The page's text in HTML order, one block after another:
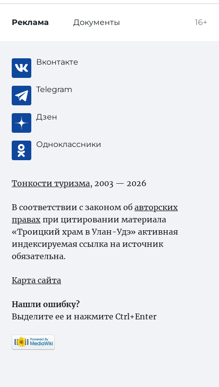
16+
Реклама Документы
Вконтакте
Telegram
Дзен
Одноклассники
Тонкости туризма, 2003 — 2026
В соответствии с законом об авторских
правах при цитировании материала
«Троицкий храм в Улан-Удэ» активная
индексируемая ссылка на источник
обязательна.
Карта сайта
Нашли ошибку?
Выделите ее и нажмите Ctrl+Enter